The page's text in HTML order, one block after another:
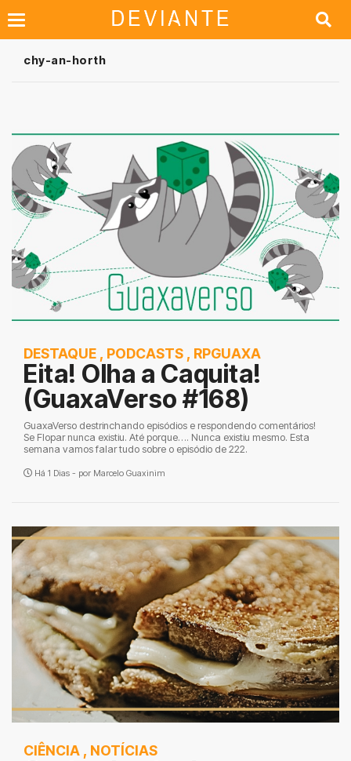
chy-an-horth
DESTAQUE , PODCASTS , RPGUAXA
Eita! Olha a Caquita!
(GuaxaVerso #168)
GuaxaVerso destrinchando episódios e respondendo comentários!
Se Flopar nunca existiu. Até porque…. Nunca existiu mesmo. Esta
semana vamos falar tudo sobre o episódio de 222.
Há 1 Dias - por Marcelo Guaxinim
CIÊNCIA , NOTÍCIAS